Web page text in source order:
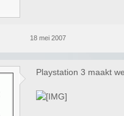
18 mei 2007
Playstation 3 maakt